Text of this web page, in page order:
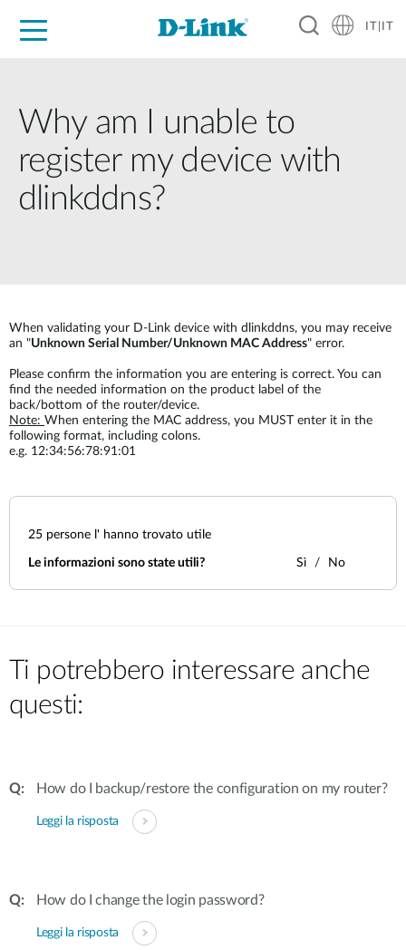
IT|IT
Why am I unable to
register my device with
dlinkddns?
When validating your D-Link device with dlinkddns, you may receive
an "Unknown Serial Number/Unknown MAC Address" error.
Please confirm the information you are entering is correct. You can
find the needed information on the product label of the
back/bottom of the router/device.
Note: When entering the MAC address, you MUST enter it in the
following format, including colons.
e.g. 12:34:56:78:91:01
25 persone l' hanno trovato utile
Le informazioni sono state utili? Sì No
Ti potrebbero interessare anche
questi:
How do I backup/restore the configuration on my router?
Leggi la risposta
How do I change the login password?
Leggi la risposta